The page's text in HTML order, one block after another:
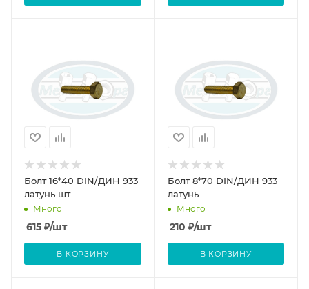
Болт 16*40 DIN/ДИН 933
латунь шт
Много
615 ₽/шт
В КОРЗИНУ
Болт 8*70 DIN/ДИН 933
латунь
Много
210 ₽/шт
В КОРЗИНУ